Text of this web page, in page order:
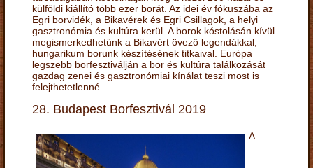
külföldi kiállító több ezer borát. Az idei év fókuszába az
Egri borvidék, a Bikavérek és Egri Csillagok, a helyi
gasztronómia és kultúra kerül. A borok kóstolásán kívül
megismerkedhetünk a Bikavért övező legendákkal,
hungarikum borunk készítésének titkaival. Európa
legszebb borfesztiválján a bor és kultúra találkozását
gazdag zenei és gasztronómiai kínálat teszi most is
felejthetetlenné.
28. Budapest Borfesztivál 2019
A